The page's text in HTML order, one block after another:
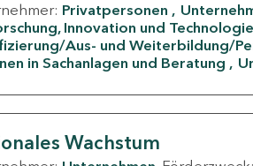
Privatpersonen
Innovation und Technologie
Aus- und Weiterbildung/
in Sachanlagen und Beratung
Wachstum